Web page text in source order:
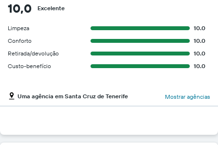
10,0 Excelente
Limpeza
10.0
Conforto
10.0
Retirada/devolução
10.0
Custo-benefício
10.0
Uma agência em Santa Cruz de Tenerife Mostrar agências